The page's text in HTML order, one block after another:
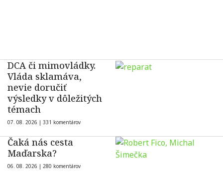
DCA či mimovládky.
Vláda sklamáva,
nevie doručiť
výsledky v dôležitých
témach
07. 08. 2026 | 331 komentárov
Čaká nás cesta
Maďarska?
06. 08. 2026 | 280 komentárov